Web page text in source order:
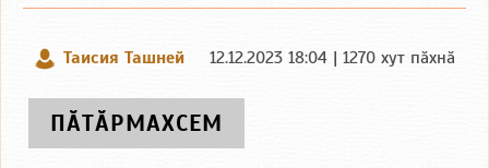
Таисия Ташней 12.12.2023 18:04 | 1270 хут пӑхнӑ
ПӐТӐРМАХСЕМ